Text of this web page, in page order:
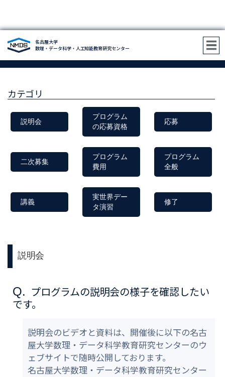
名古屋大学
数理・データ科学・人工知能教育研究センター
FAQ
よくある問合せ
カテゴリ
説明会
プログラム
の応募資格
応募
二次募集
プログラム
費用
プログラム
全般
講義
実世界デー
タ演習
修了
説明会
Q. プログラムの説明会の様子を確認したい
です。
説明会のビデオと資料は、開催後に以下の名古
屋大学数理・データ科学教育研究センターのウ
ェブサイトで随時公開しております。
名古屋大学数理・データ科学教育研究センター